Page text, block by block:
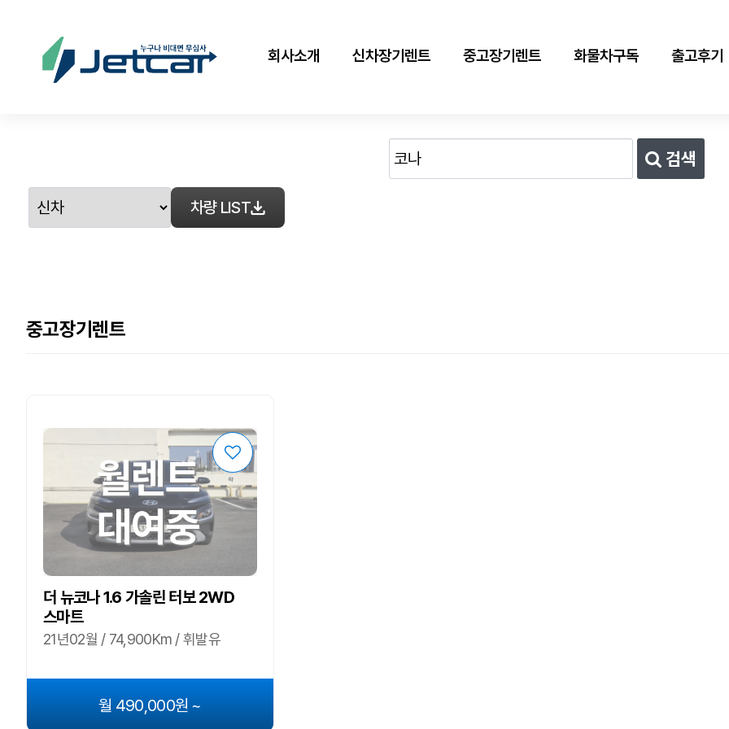
회사소개 신차장기렌트 중고장기렌트 화물차구독 출고후기
검색
차량 LIST
중고장기렌트
월렌트
대여중
더 뉴코나 1.6 가솔린 터보 2WD
스마트
21년02월 / 74,900Km / 휘발유
월 490,000원 ~